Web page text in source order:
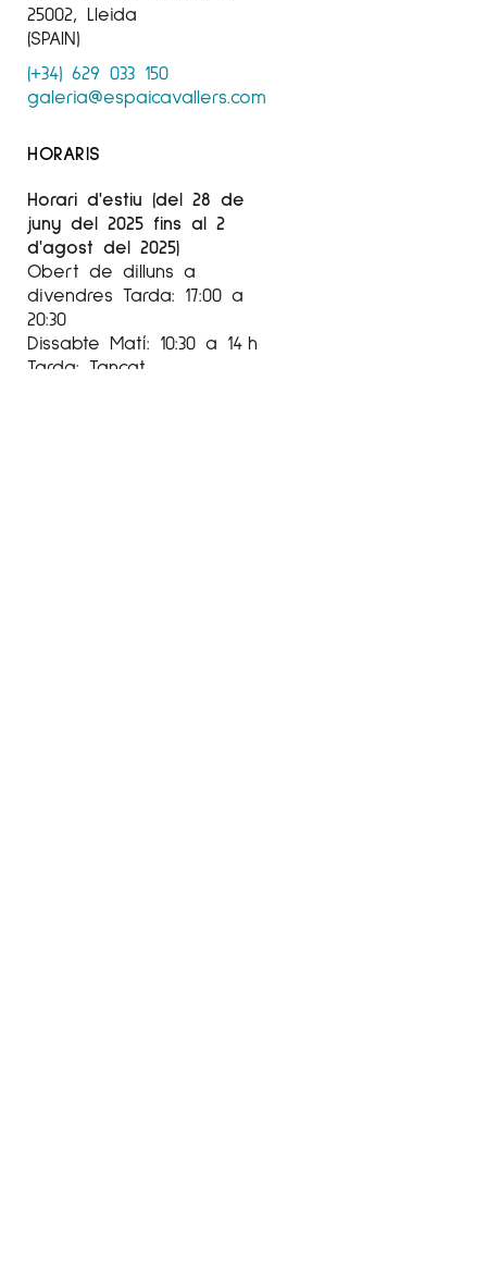
25002, Lleida
(SPAIN)
(+34) 629 033 150
galeria@espaicavallers.com
HORARIS
Horari d'estiu (del 28 de
juny del 2025 fins al 2
d'agost del 2025)
Obert de dilluns a
divendres Tarda: 17:00 a
20:30
Dissabte Matí: 10:30 a 14 h
Tarda: Tancat